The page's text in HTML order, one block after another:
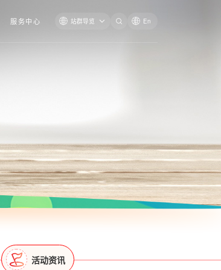
服务中心 站群导览 En
活动资讯